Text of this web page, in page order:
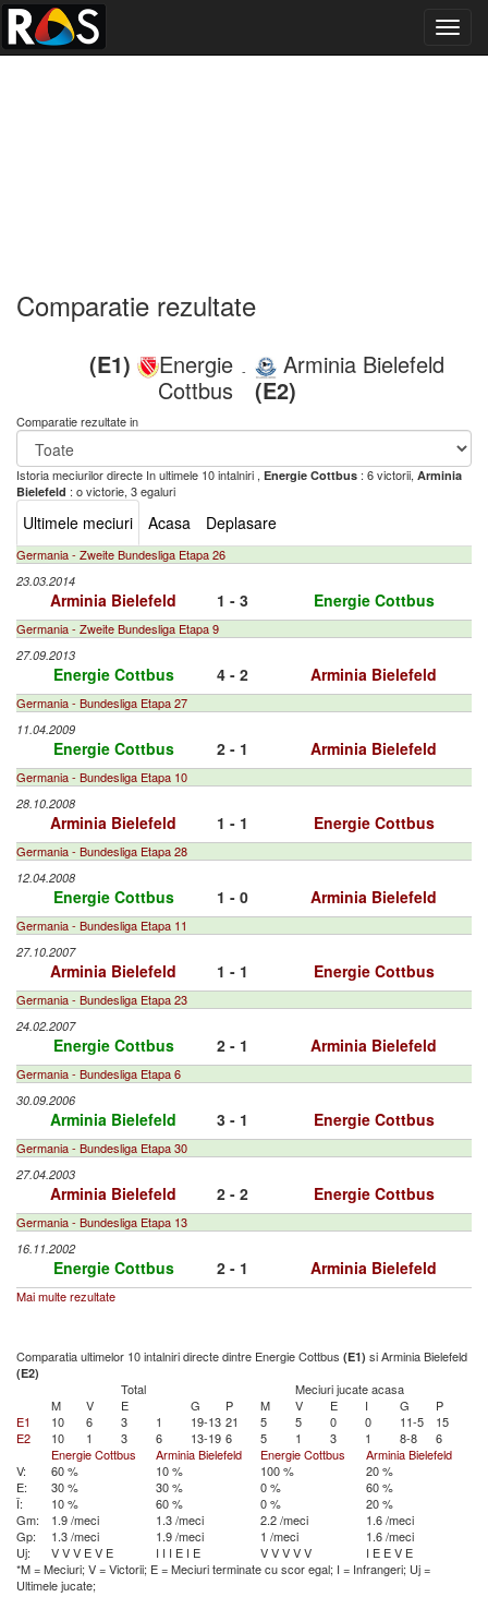
Comparatie rezultate
(E1)
Energie
Cottbus
-
Arminia Bielefeld
(E2)
Comparatie rezultate in
Istoria meciurilor directe In ultimele 10 intalniri , Energie Cottbus : 6 victorii, Arminia
Bielefeld : o victorie, 3 egaluri
Ultimele meciuri Acasa Deplasare
Germania - Zweite Bundesliga Etapa 26
23.03.2014
Arminia Bielefeld 1 - 3 Energie Cottbus
Germania - Zweite Bundesliga Etapa 9
27.09.2013
Energie Cottbus 4 - 2 Arminia Bielefeld
Germania - Bundesliga Etapa 27
11.04.2009
Energie Cottbus 2 - 1 Arminia Bielefeld
Germania - Bundesliga Etapa 10
28.10.2008
Arminia Bielefeld 1 - 1 Energie Cottbus
Germania - Bundesliga Etapa 28
12.04.2008
Energie Cottbus 1 - 0 Arminia Bielefeld
Germania - Bundesliga Etapa 11
27.10.2007
Arminia Bielefeld 1 - 1 Energie Cottbus
Germania - Bundesliga Etapa 23
24.02.2007
Energie Cottbus 2 - 1 Arminia Bielefeld
Germania - Bundesliga Etapa 6
30.09.2006
Arminia Bielefeld 3 - 1 Energie Cottbus
Germania - Bundesliga Etapa 30
27.04.2003
Arminia Bielefeld 2 - 2 Energie Cottbus
Germania - Bundesliga Etapa 13
16.11.2002
Energie Cottbus 2 - 1 Arminia Bielefeld
Mai multe rezultate
Comparatia ultimelor 10 intalniri directe dintre Energie Cottbus (E1) si Arminia Bielefeld
(E2)
Total
Meciuri jucate acasa
M
V E G P M V E I G
P
E1
10 6 3 1 19-13 21 5 5 0 0 11-5
15
E2
10 1 3 6 13-19 6 5 1 3 1 8-8
6
Energie Cottbus
Arminia Bielefeld Energie Cottbus
Arminia Bielefeld
V:
60 % 10 % 100 %
20 %
E:
30 % 30 % 0 %
60 %
Î:
10 % 60 % 0 %
20 %
Gm:
1.9 /meci 1.3 /meci 2.2 /meci
1.6 /meci
Gp:
1.3 /meci 1.9 /meci 1 /meci
1.6 /meci
Uj:
VVV EV E I I I E I E VVVVV I E EV E
*M = Meciuri; V = Victorii; E = Meciuri terminate cu scor egal; I = Infrangeri; Uj =
Ultimele jucate;